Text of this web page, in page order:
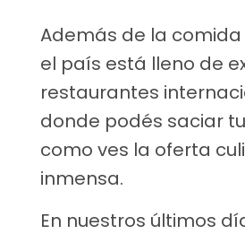
Además de la
el país está lleno de
restaurantes
donde podés saciar
como ves la oferta
inmensa.
En nuestros últimos